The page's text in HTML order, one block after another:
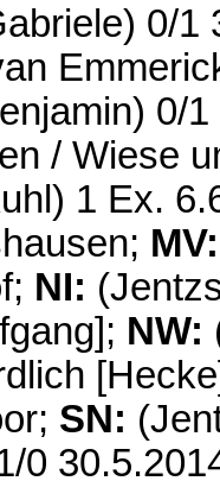
0/1
0/
/ Wiese
1 Ex.
MV:
NI:
NW:
SN:
0